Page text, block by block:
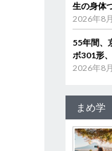
生の身体
2026年8
55年間、
ボ301形
2026年8
まめ学